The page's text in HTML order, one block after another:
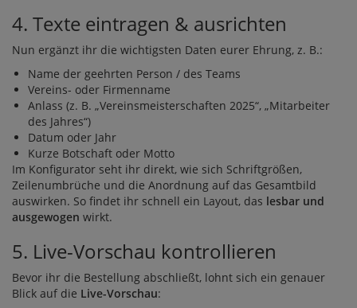
4. Texte eintragen & ausrichten
Nun ergänzt ihr die wichtigsten Daten eurer Ehrung, z. B.:
Name der geehrten Person / des Teams
Vereins- oder Firmenname
Anlass (z. B. „Vereinsmeisterschaften 2025“, „Mitarbeiter
des Jahres“)
Datum oder Jahr
Kurze Botschaft oder Motto
Im Konfigurator seht ihr direkt, wie sich Schriftgrößen,
Zeilenumbrüche und die Anordnung auf das Gesamtbild
auswirken. So findet ihr schnell ein Layout, das lesbar und
ausgewogen wirkt.
5. Live-Vorschau kontrollieren
Bevor ihr die Bestellung abschließt, lohnt sich ein genauer
Blick auf die Live-Vorschau: